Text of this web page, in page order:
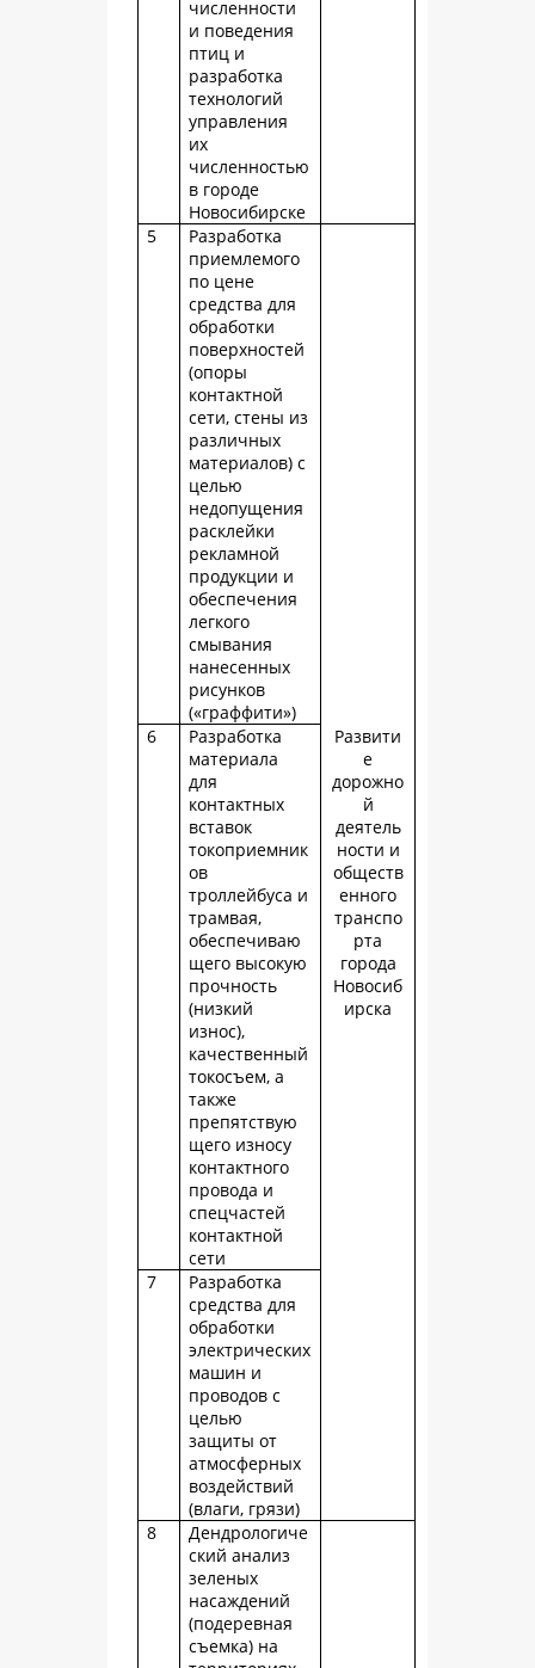
численности
и поведения
птиц и
разработка
технологий
управления
их
численностью
в городе
Новосибирске
5
Разработка
приемлемого
по цене
средства для
обработки
поверхностей
(опоры
контактной
сети, стены из
различных
материалов) с
целью
недопущения
расклейки
рекламной
продукции и
обеспечения
легкого
смывания
нанесенных
рисунков
(«граффити»)
Развити
е
дорожно
й
деятель
ности и
обществ
енного
транспо
рта
города
Новосиб
ирска
6
Разработка
материала
для
контактных
вставок
токоприемник
ов
троллейбуса и
трамвая,
обеспечиваю
щего высокую
прочность
(низкий
износ),
качественный
токосъем, а
также
препятствую
щего износу
контактного
провода и
спецчастей
контактной
сети
7
Разработка
средства для
обработки
электрических
машин и
проводов с
целью
защиты от
атмосферных
воздействий
(влаги, грязи)
8
Дендрологиче
ский анализ
зеленых
насаждений
(подеревная
съемка) на